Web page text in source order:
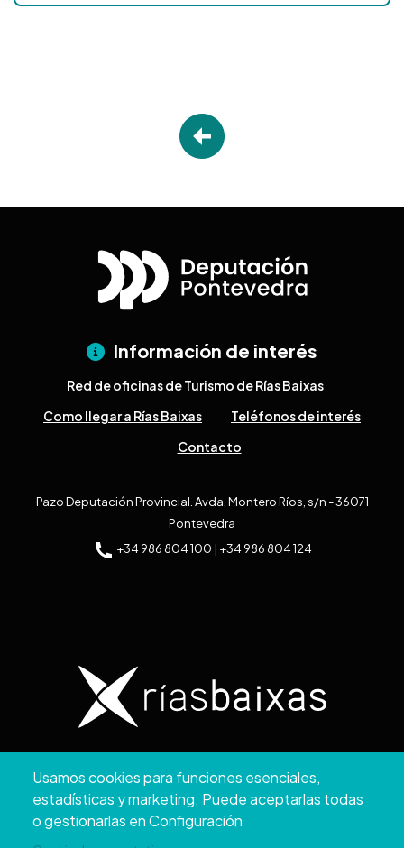
Usamos cookies para funciones esenciales,
estadísticas y marketing. Puede aceptarlas todas
o gestionarlas en Configuración
Información de interés
Red de oficinas de Turismo de Rías Baixas
Como llegar a Rías Baixas
Teléfonos de interés
Contacto
Pazo Deputación Provincial. Avda. Montero Ríos, s/n - 36071
Pontevedra
+34 986 804 100 | +34 986 804 124
Reservados todos los derechos
Aviso
Accesibilidad Protección de